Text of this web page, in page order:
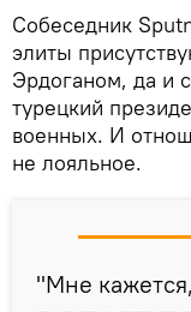
Собеседник
элиты
Эрдоганом, да и
турецкий
военных. И
не лояльное.
"Мне